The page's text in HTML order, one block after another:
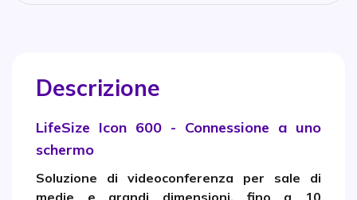
Descrizione
LifeSize Icon 600 - Connessione a uno
schermo
Soluzione di videoconferenza per sale di
medie e grandi dimensioni, fino a 10